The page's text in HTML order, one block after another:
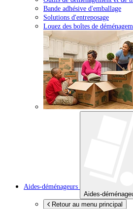
Bande adhésive d'emballage
Solutions d'entreposage
Louez des boîtes de
Aides-déménageurs
Aides-
Retour au menu principal